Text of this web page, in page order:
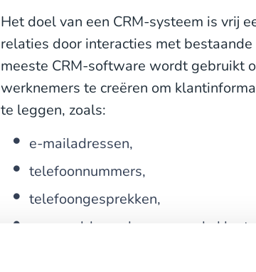
Het doel van een CRM-systeem is vrij
relaties door interacties met
meeste CRM-software wordt gebruikt
werknemers te creëren om
te leggen, zoals:
e-mailadressen,
telefoonnummers,
telefoongesprekken,
voorspelde aankopen van de klant,